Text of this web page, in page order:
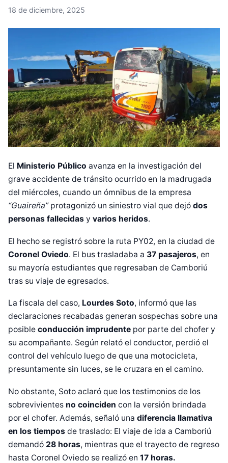
18 de diciembre, 2025
El Ministerio Público avanza en la investigación del
grave accidente de tránsito ocurrido en la madrugada
del miércoles, cuando un ómnibus de la empresa
“Guaireña” protagonizó un siniestro vial que dejó dos
personas fallecidas y varios heridos.
El hecho se registró sobre la ruta PY02, en la ciudad de
Coronel Oviedo. El bus trasladaba a 37 pasajeros, en
su mayoría estudiantes que regresaban de Camboriú
tras su viaje de egresados.
La fiscala del caso, Lourdes Soto, informó que las
declaraciones recabadas generan sospechas sobre una
posible conducción imprudente por parte del chofer y
su acompañante. Según relató el conductor, perdió el
control del vehículo luego de que una motocicleta,
presuntamente sin luces, se le cruzara en el camino.
No obstante, Soto aclaró que los testimonios de los
sobrevivientes no coinciden con la versión brindada
por el chofer. Además, señaló una diferencia llamativa
en los tiempos de traslado: El viaje de ida a Camboriú
demandó 28 horas, mientras que el trayecto de regreso
hasta Coronel Oviedo se realizó en 17 horas.